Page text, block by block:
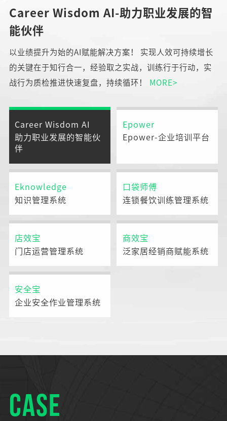
Career Wisdom AI-助力职业发展的智
能伙伴
以业绩提升为始的AI赋能解决方案！ 实现人效可持续增长
的关键在于知行合一，经验取之实战，训练行于行动，实
战行为质检推进快速复盘，持续循环！
MORE>
Career Wisdom AI
助力职业发展的智能伙
伴
Epower
Epower-企业培训平台
Eknowledge
知识管理系统
口袋师傅
连锁餐饮训练管理系统
店效宝
门店运营管理系统
商效宝
泛家居经销商赋能系统
安全宝
企业安全作业管理系统
CASE